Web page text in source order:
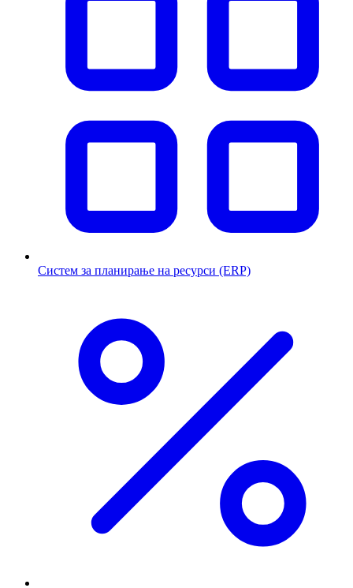
Систем за планирање на ресурси (ERP)